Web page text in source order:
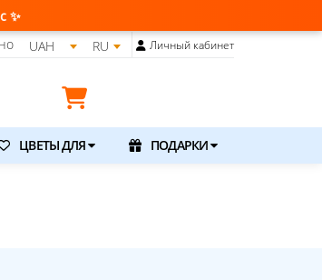
UAH RU Личный кабинет
ЦВЕТЫ ДЛЯ ПОДАРКИ